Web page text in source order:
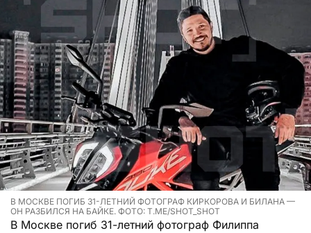
В МОСКВЕ ПОГИБ 31-ЛЕТНИЙ ФОТОГРАФ КИРКОРОВА И БИЛАНА —
ОН РАЗБИЛСЯ НА БАЙКЕ. ФОТО: T.ME/SHOT_SHOT
В Москве погиб 31-летний фотограф Филиппа